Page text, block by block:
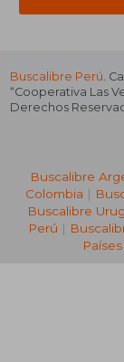
Buscalibre Perú.
“Cooperativa Las
Derechos
Buscalibre
Colombia |
Buscalibre
Perú |
Países